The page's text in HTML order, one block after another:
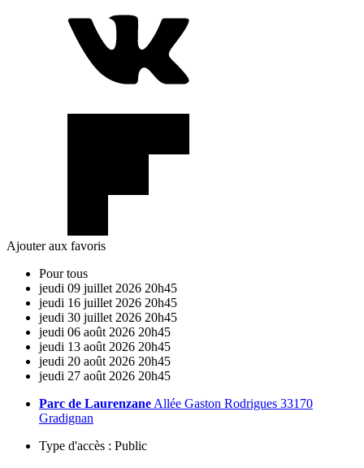
Ajouter aux favoris
Pour tous
jeudi 09 juillet 2026 20h45
jeudi 16 juillet 2026 20h45
jeudi 30 juillet 2026 20h45
jeudi 06 août 2026 20h45
jeudi 13 août 2026 20h45
jeudi 20 août 2026 20h45
jeudi 27 août 2026 20h45
Parc de Laurenzane Allée Gaston Rodrigues 33170
Gradignan
Type d'accès : Public